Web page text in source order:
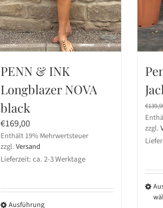
PENN & INK
Longblazer NOVA
black
€169,00
Enthält 19% Mehrwertsteuer
zzgl.Versand
Lieferzeit: ca. 2-3 Werktage
Ausführung
€
zzgl.